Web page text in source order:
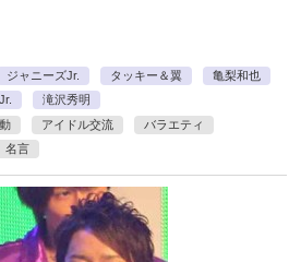
ジャニーズJr. タッキー＆翼
亀梨和也
滝沢秀明
アイドル交流
バラエティ
名言